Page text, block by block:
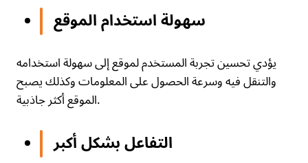
سهولة استخدام الموقع
يؤدي تحسين تجربة المستخدم لموقع إلى سهولة استخدامه
والتنقل فيه وسرعة الحصول على المعلومات وكذلك يصبح
الموقع أكثر جاذبية.
التفاعل بشكل أكبر